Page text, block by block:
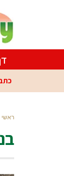
ראשי